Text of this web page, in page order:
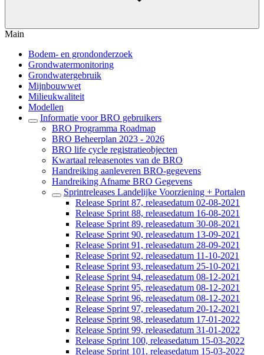
Main
Bodem- en grondonderzoek
Grondwatermonitoring
Grondwatergebruik
Mijnbouwwet
Milieukwaliteit
Modellen
Informatie voor BRO gebruikers
BRO Programma Roadmap
BRO Beheerplan 2023 - 2026
BRO life cycle registratieobjecten
Kwartaal releasenotes van de BRO
Handreiking aanleveren BRO-gegevens
Handreiking Afname BRO Gegevens
Sprintreleases Landelijke Voorziening + Portalen
Release Sprint 87, releasedatum 02-08-2021
Release Sprint 88, releasedatum 16-08-2021
Release Sprint 89, releasedatum 30-08-2021
Release Sprint 90, releasedatum 13-09-2021
Release Sprint 91, releasedatum 28-09-2021
Release Sprint 92, releasedatum 11-10-2021
Release Sprint 93, releasedatum 25-10-2021
Release Sprint 94, releasedatum 08-12-2021
Release Sprint 95, releasedatum 08-12-2021
Release Sprint 96, releasedatum 08-12-2021
Release Sprint 97, releasedatum 20-12-2021
Release Sprint 98, releasedatum 17-01-2022
Release Sprint 99, releasedatum 31-01-2022
Release Sprint 100, releasedatum 15-03-2022
Release Sprint 101, releasedatum 15-03-2022